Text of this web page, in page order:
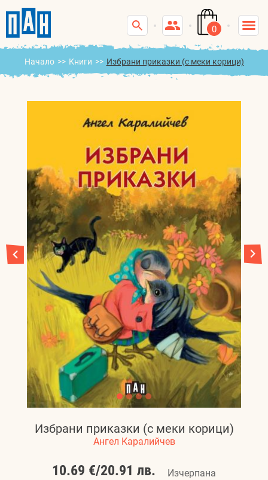
0
Начало >> Книги >> Избрани приказки (с меки корици)
Избрани приказки (с меки корици)
Ангел Каралийчев
10.69 €/20.91 лв. Изчерпана